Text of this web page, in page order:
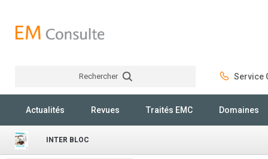
Rechercher Service
Actualités Revues Traités EMC Domaines
INTER BLOC